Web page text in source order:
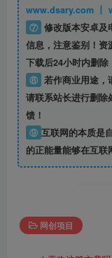
⑦ 修改版本安卓及
信息，注意鉴别！资
下载后24小时内删除
⑧ 若作商业用途，
请联系站长进行删除
馈！
⑨ 互联网的本质是
的正能量能够在互联
网创项目